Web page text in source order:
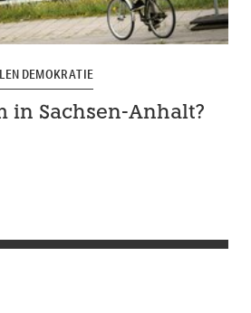
DEMOKRATIE
in Sachsen-Anhalt?